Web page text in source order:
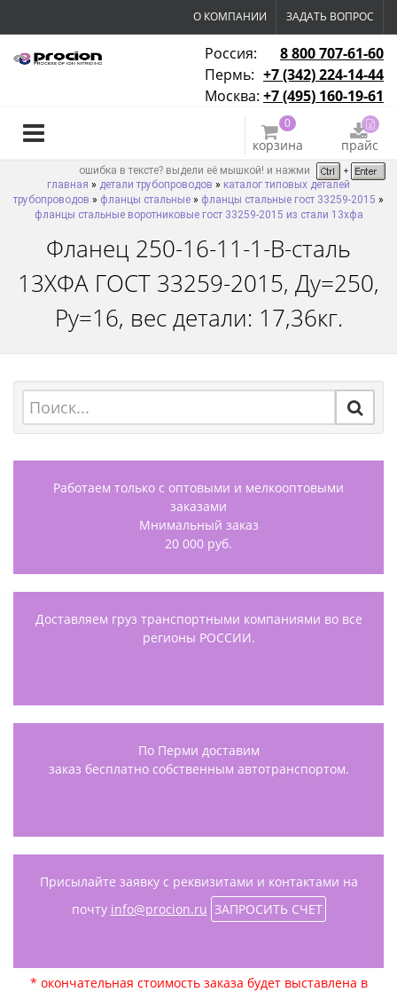
О КОМПАНИИ ЗАДАТЬ ВОПРОС
Россия:
8 800 707-61-60
Пермь: +7 (342) 224-14-44
Москва: +7 (495) 160-19-61
0
корзина прайс
ошибка в тексте? выдели её мышкой! и нажми
главная » детали трубопроводов » каталог типовых деталей
трубопроводов » фланцы стальные » фланцы стальные гост 33259-2015 »
фланцы стальные воротниковые гост 33259-2015 из стали 13хфа
Фланец 250-16-11-1-B-сталь
13ХФА ГОСТ 33259-2015, Ду=250,
Ру=16, вес детали: 17,36кг.
Работаем только с оптовыми и мелкооптовыми
заказами
Мнимальный заказ
20 000 руб.
Доставляем груз транспортными компаниями во все
регионы РОССИИ.
По Перми доставим
заказ бесплатно собственным автотранспортом.
Присылайте заявку с реквизитами и контактами на
почту info@procion.ru ЗАПРОСИТЬ СЧЕТ
* окончательная стоимость заказа будет выставлена в